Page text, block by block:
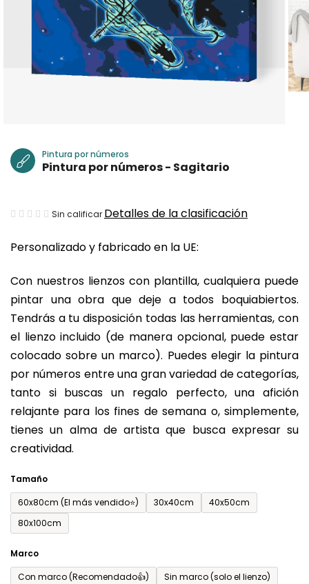
Personalizado y fabricado en la UE:
Con nuestros lienzos con plantilla, cualquiera puede
pintar una obra que deje a todos boquiabiertos.
Tendrás a tu disposición todas las herramientas, con
el lienzo incluido (de manera opcional, puede estar
colocado sobre un marco). Puedes elegir la pintura
por números entre una gran variedad de categorías,
tanto si buscas un regalo perfecto, una afición
relajante para los fines de semana o, simplemente,
tienes un alma de artista que busca expresar su
creatividad.
Tamaño
60x80cm (El más vendido⭐)
30x40cm
40x50cm
80x100cm
Marco
Con marco (Recomendado👍)
Sin marco (solo el lienzo)
Pintura por números
Pintura por números - Sagitario
La
media
producto
es
de
0,0
sobre
5
estrellas.
Sin calificar Detalles de la clasificación